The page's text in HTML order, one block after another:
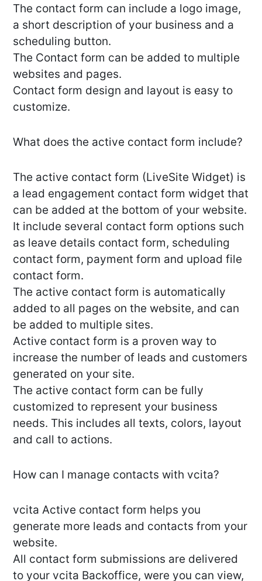
The contact form can include a logo image,
a short description of your business and a
scheduling button.
The Contact form can be added to multiple
websites and pages.
Contact form design and layout is easy to
customize.
What does the active contact form include?
The active contact form (LiveSite Widget) is
a lead engagement contact form widget that
can be added at the bottom of your website.
It include several contact form options such
as leave details contact form, scheduling
contact form, payment form and upload file
contact form.
The active contact form is automatically
added to all pages on the website, and can
be added to multiple sites.
Active contact form is a proven way to
increase the number of leads and customers
generated on your site.
The active contact form can be fully
customized to represent your business
needs. This includes all texts, colors, layout
and call to actions.
How can I manage contacts with vcita?
vcita Active contact form helps you
generate more leads and contacts from your
website.
All contact form submissions are delivered
to your vcita Backoffice, were you can view,